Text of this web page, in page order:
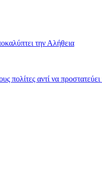
την Αλήθεια
πολίτες αντί να